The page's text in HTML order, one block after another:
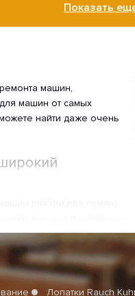
Показать
машин,
машин от самых
найти даже очень
деталь, которая будет
в пользу нашей
Это очень прочные
Лопатки Rauch